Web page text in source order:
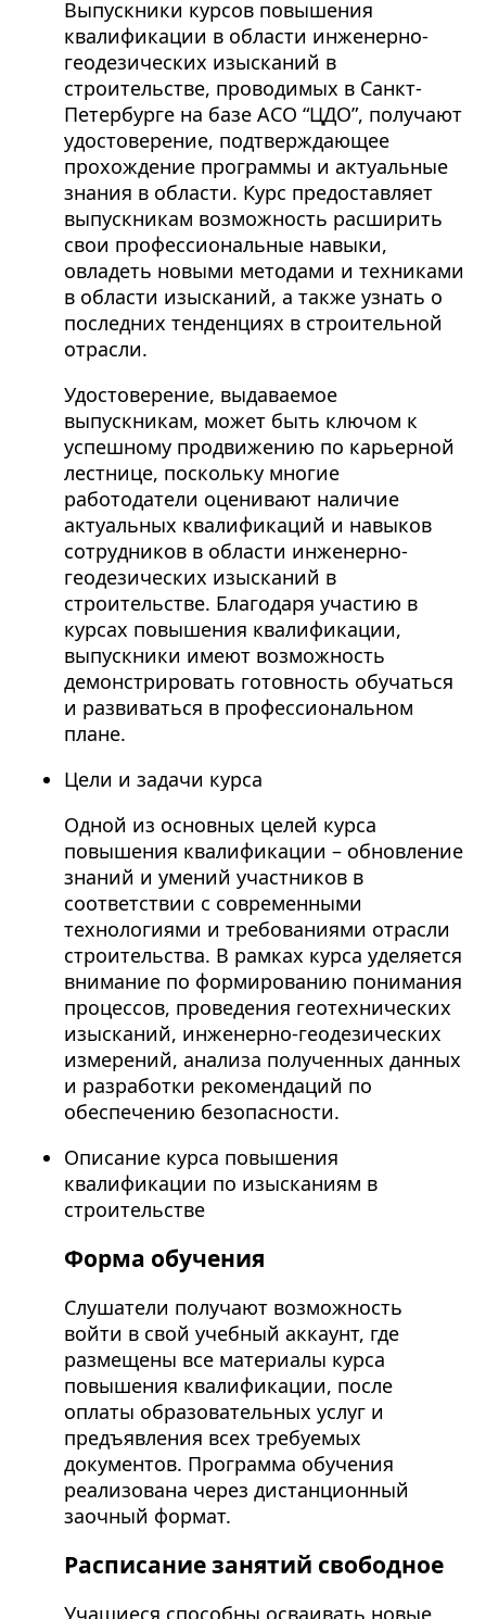
Выпускники курсов повышения
квалификации в области инженерно-
геодезических изысканий в
строительстве, проводимых в Санкт-
Петербурге на базе АСО “ЦДО”, получают
удостоверение, подтверждающее
прохождение программы и актуальные
знания в области. Курс предоставляет
выпускникам возможность расширить
свои профессиональные навыки,
овладеть новыми методами и техниками
в области изысканий, а также узнать о
последних тенденциях в строительной
отрасли.
Удостоверение, выдаваемое
выпускникам, может быть ключом к
успешному продвижению по карьерной
лестнице, поскольку многие
работодатели оценивают наличие
актуальных квалификаций и навыков
сотрудников в области инженерно-
геодезических изысканий в
строительстве. Благодаря участию в
курсах повышения квалификации,
выпускники имеют возможность
демонстрировать готовность обучаться
и развиваться в профессиональном
плане.
Цели и задачи курса
Одной из основных целей курса
повышения квалификации – обновление
знаний и умений участников в
соответствии с современными
технологиями и требованиями отрасли
строительства. В рамках курса уделяется
внимание по формированию понимания
процессов, проведения геотехнических
изысканий, инженерно-геодезических
измерений, анализа полученных данных
и разработки рекомендаций по
обеспечению безопасности.
Описание курса повышения
квалификации по изысканиям в
строительстве
Форма обучения
Слушатели получают возможность
войти в свой учебный аккаунт, где
размещены все материалы курса
повышения квалификации, после
оплаты образовательных услуг и
предъявления всех требуемых
документов. Программа обучения
реализована через дистанционный
заочный формат.
Расписание занятий свободное
Учащиеся способны осваивать новые